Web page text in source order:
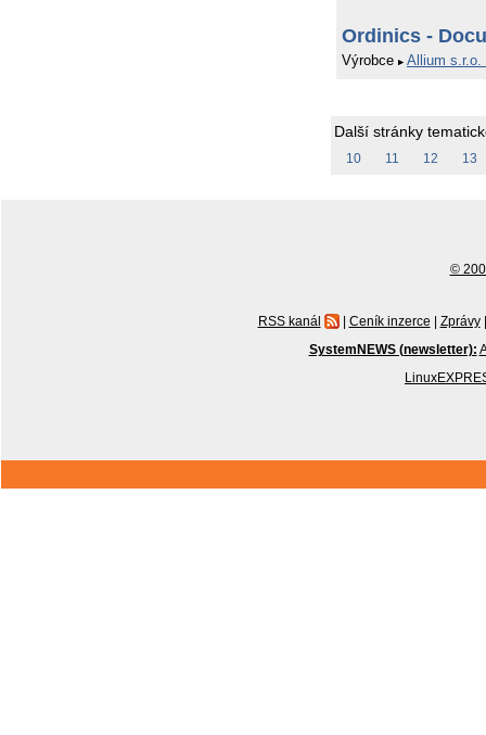
Ordinics -
Výrobce Allium s.r.o.
Další stránky
10 11 12 13
©
RSS kanál | Ceník inzerce | Zprávy |
SystemNEWS (newsletter):